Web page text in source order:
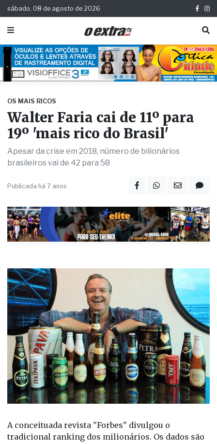
sábado, 08 de agosto de 2026
OS MAIS RICOS
Walter Faria cai de 11º para
19º 'mais rico do Brasil'
Apesar da crise em 2018, número de bilionários
A conceituada revista "Forbes" divulgou o